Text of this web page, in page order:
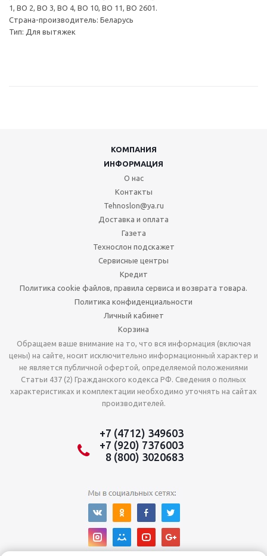
1, ВО 2, ВО 3, ВО 4, ВО 10, ВО 11, ВО 2601.
Страна-производитель: Беларусь
Тип: Для вытяжек
КОМПАНИЯ
ИНФОРМАЦИЯ
О нас
Контакты
Tehnoslon@ya.ru
Доставка и оплата
Газета
Технослон подскажет
Сервисные центры
Кредит
Политика cookie файлов, правила сервиса и возврата товара.
Политика конфиденциальности
Личный кабинет
Корзина
Обращаем ваше внимание на то, что вся информация (включая
цены) на сайте, носит исключительно информационный характер и
не является публичной офертой, определяемой положениями
Статьи 437 (2) Гражданского кодекса РФ. Сведения о полных
характеристиках и комплектации необходимо уточнять на сайтах
производителей.
+7 (4712) 349603
+7 (920) 7376003
8 (800) 3020683